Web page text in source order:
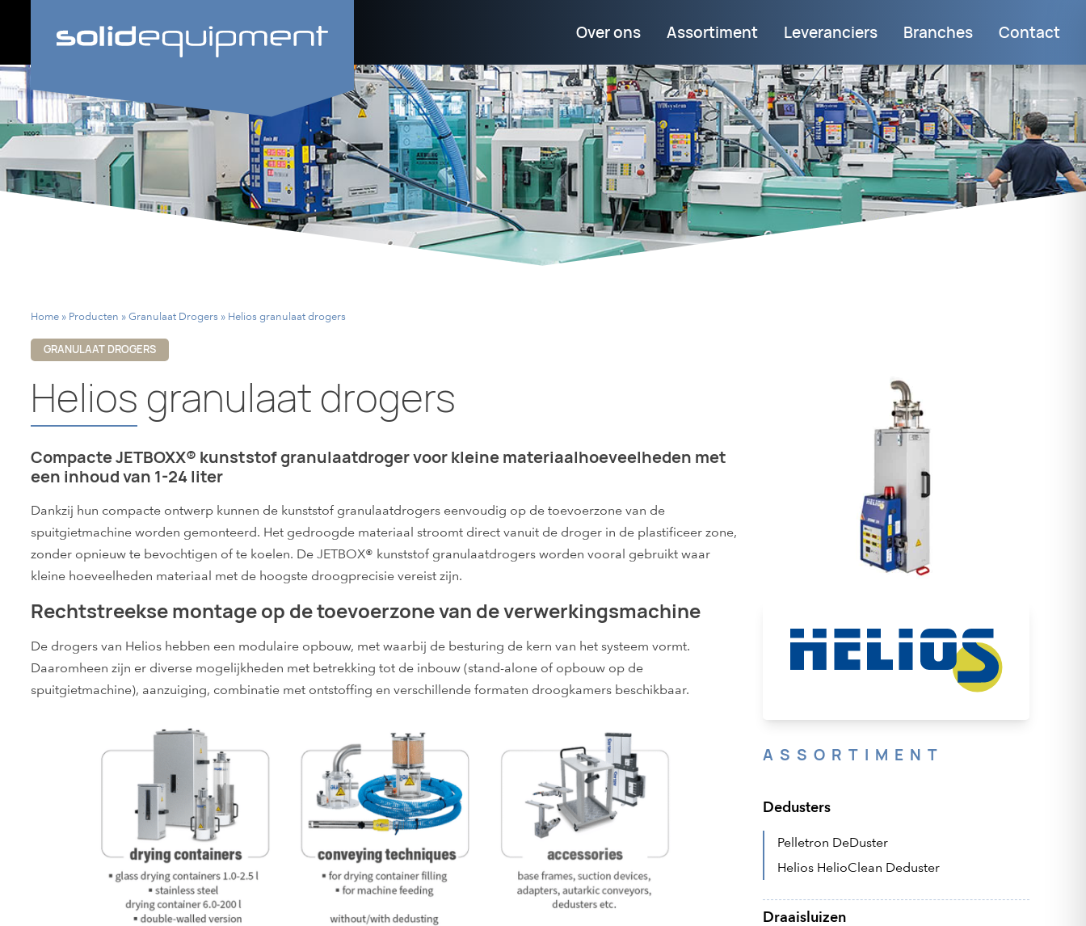
Over ons Assortiment Leveranciers Branches Contact
Home » Producten » Granulaat Drogers » Helios granulaat drogers
GRANULAAT DROGERS
Helios granulaat drogers
Compacte JETBOXX® kunststof granulaatdroger voor kleine materiaalhoeveelheden met
een inhoud van 1-24 liter
Dankzij hun compacte ontwerp kunnen de kunststof granulaatdrogers eenvoudig op de toevoerzone van de
spuitgietmachine worden gemonteerd. Het gedroogde materiaal stroomt direct vanuit de droger in de plastificeer zone,
zonder opnieuw te bevochtigen of te koelen. De JETBOX® kunststof granulaatdrogers worden vooral gebruikt waar
kleine hoeveelheden materiaal met de hoogste droogprecisie vereist zijn.
Rechtstreekse montage op de toevoerzone van de verwerkingsmachine
De drogers van Helios hebben een modulaire opbouw, met waarbij de besturing de kern van het systeem vormt.
Daaromheen zijn er diverse mogelijkheden met betrekking tot de inbouw (stand-alone of opbouw op de
spuitgietmachine), aanzuiging, combinatie met ontstoffing en verschillende formaten droogkamers beschikbaar.
ASSORTIMENT
Dedusters
Pelletron DeDuster
Helios HelioClean Deduster
Draaisluizen